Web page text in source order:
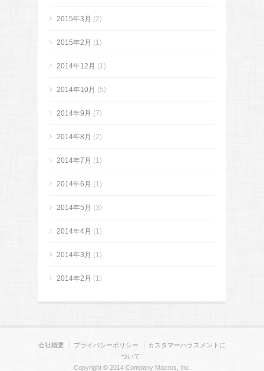
2015年3月 (2)
2015年2月 (1)
2014年12月 (1)
2014年10月 (5)
2014年9月 (7)
2014年8月 (2)
2014年7月 (1)
2014年6月 (1)
2014年5月 (3)
2014年4月 (1)
2014年3月 (1)
2014年2月 (1)
会社概要 プライバシーポリシー
カスタマーハラスメントに
ついて
Copyright © 2014 Company Macros, Inc.